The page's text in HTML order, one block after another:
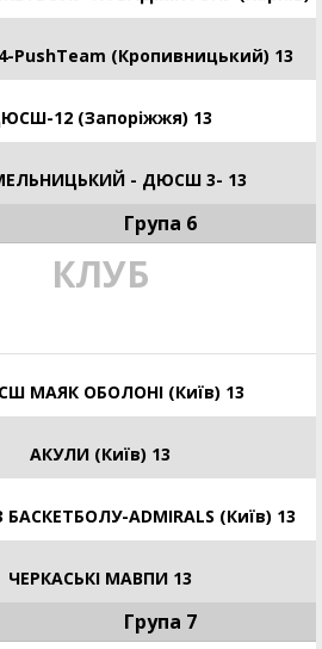
(Кропивницький) 13
12 (Запоріжжя) 13
- ДЮСШ 3- 13
Група 6
КЛУБ
МАЯК ОБОЛОНІ (Київ) 13
АКУЛИ (Київ) 13
ADMIRALS (Київ) 13
ЧЕРКАСЬКІ МАВПИ 13
Група 7